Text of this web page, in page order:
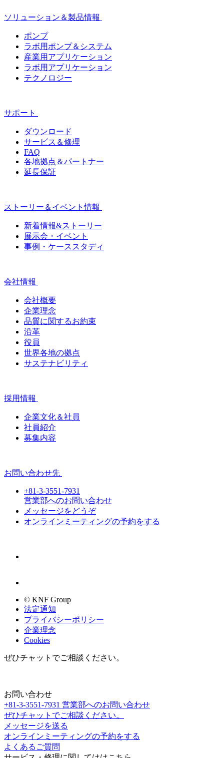
ソリューション＆製品情報
ポンプ
ラボ用ポンプ＆システム
産業用アプリケーション
ラボ用アプリケーション
テクノロジー
サポート
ダウンロード
サービス＆修理
FAQ
各地拠点＆パートナー
延長保証
ストーリー＆イベント情報
新着情報&ストーリー
展示会・イベント
事例・ケーススタディ
会社情報
会社概要
企業理念
品質に関するお約束
沿革
役員
世界各地の拠点
サステナビリティ
採用情報
企業文化＆社員
社員紹介
募集内容
お問い合わせ先
+81-3-3551-7931
営業部へのお問い合わせ
メッセージをどうぞ
オンラインミーティングの予約をする
© KNF Group
法定通知
プライバシーポリシー
企業理念
Cookies
ぜひチャットでご相談ください。
お問い合わせ
+81-3-3551-7931 営業部へのお問い合わせ
ぜひチャットでご相談ください。
メッセージを送る
オンラインミーティングの予約をする
よくあるご質問